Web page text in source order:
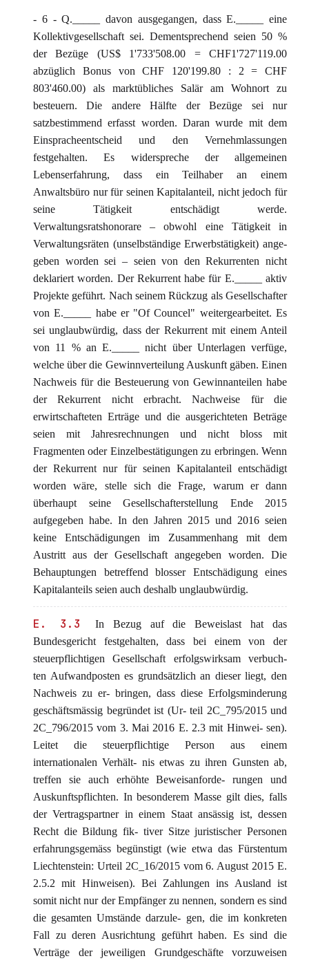
- 6 - Q._____ davon ausgegangen, dass E._____ eine
Kollektivgesellschaft sei. Dementsprechend seien 50 %
der Bezüge (US$ 1'733'508.00 = CHF1'727'119.00
abzüglich Bonus von CHF 120'199.80 : 2 = CHF
803'460.00) als marktübliches Salär am Wohnort zu
besteuern. Die andere Hälfte der Bezüge sei nur
satzbestimmend erfasst worden. Daran wurde mit dem
Einspracheentscheid und den Vernehmlassungen
festgehalten. Es widerspreche der allgemeinen
Lebenserfahrung, dass ein Teilhaber an einem
Anwaltsbüro nur für seinen Kapitalanteil, nicht jedoch für
seine Tätigkeit entschädigt werde.
Verwaltungsratshonorare – obwohl eine Tätigkeit in
Verwaltungsräten (unselbständige Erwerbstätigkeit) ange-
geben worden sei – seien von den Rekurrenten nicht
deklariert worden. Der Rekurrent habe für E._____ aktiv
Projekte geführt. Nach seinem Rückzug als Gesellschafter
von E._____ habe er "Of Councel" weitergearbeitet. Es
sei unglaubwürdig, dass der Rekurrent mit einem Anteil
von 11 % an E._____ nicht über Unterlagen verfüge,
welche über die Gewinnverteilung Auskunft gäben. Einen
Nachweis für die Besteuerung von Gewinnanteilen habe
der Rekurrent nicht erbracht. Nachweise für die
erwirtschafteten Erträge und die ausgerichteten Beträge
seien mit Jahresrechnungen und nicht bloss mit
Fragmenten oder Einzelbestätigungen zu erbringen. Wenn
der Rekurrent nur für seinen Kapitalanteil entschädigt
worden wäre, stelle sich die Frage, warum er dann
überhaupt seine Gesellschafterstellung Ende 2015
aufgegeben habe. In den Jahren 2015 und 2016 seien
keine Entschädigungen im Zusammenhang mit dem
Austritt aus der Gesellschaft angegeben worden. Die
Behauptungen betreffend blosser Entschädigung eines
Kapitalanteils seien auch deshalb unglaubwürdig.
E. 3.3
In Bezug auf die Beweislast hat das
Bundesgericht festgehalten, dass bei einem von der
steuerpflichtigen Gesellschaft erfolgswirksam verbuch-
ten Aufwandposten es grundsätzlich an dieser liegt, den
Nachweis zu er- bringen, dass diese Erfolgsminderung
geschäftsmässig begründet ist (Ur- teil 2C_795/2015 und
2C_796/2015 vom 3. Mai 2016 E. 2.3 mit Hinwei- sen).
Leitet die steuerpflichtige Person aus einem
internationalen Verhält- nis etwas zu ihren Gunsten ab,
treffen sie auch erhöhte Beweisanforde- rungen und
Auskunftspflichten. In besonderem Masse gilt dies, falls
der Vertragspartner in einem Staat ansässig ist, dessen
Recht die Bildung fik- tiver Sitze juristischer Personen
erfahrungsgemäss begünstigt (wie etwa das Fürstentum
Liechtenstein: Urteil 2C_16/2015 vom 6. August 2015 E.
2.5.2 mit Hinweisen). Bei Zahlungen ins Ausland ist
somit nicht nur der Empfänger zu nennen, sondern es sind
die gesamten Umstände darzule- gen, die im konkreten
Fall zu deren Ausrichtung geführt haben. Es sind die
Verträge der jeweiligen Grundgeschäfte vorzuweisen